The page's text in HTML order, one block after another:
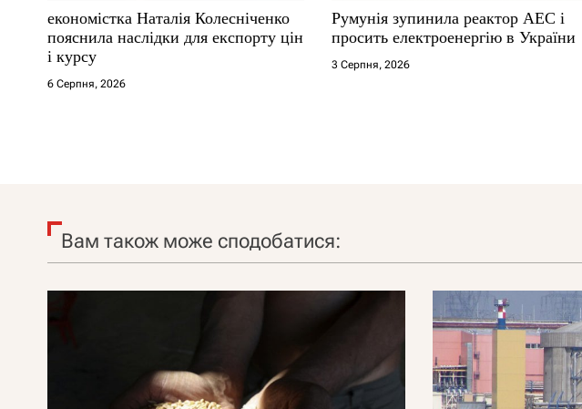
економістка Наталія Колесніченко
пояснила наслідки для експорту цін
і курсу
6 Серпня, 2026
Румунія зупинила реактор АЕС і
просить електроенергію в України
3 Серпня, 2026
Вам також може сподобатися: